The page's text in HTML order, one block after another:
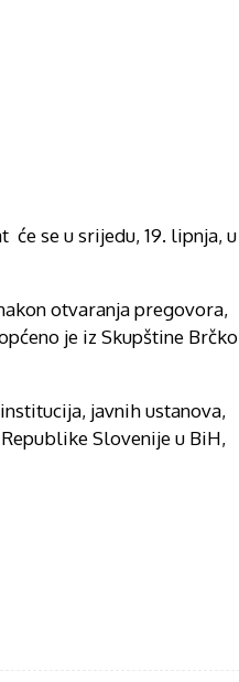
se u srijedu, 19. lipnja, u
otvaranja pregovora,
je iz Skupštine Brčko
javnih ustanova,
Slovenije u BiH,